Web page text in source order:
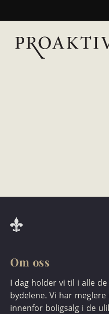
Om oss
I dag holder vi til i alle
bydelene. Vi har
innenfor boligsalg i de